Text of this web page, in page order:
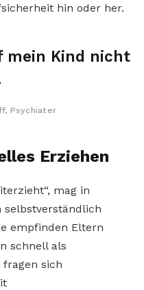
hin oder her.
mein Kind nicht
Psychiater
Erziehen
mag in
empfinden Eltern
schnell als
sich